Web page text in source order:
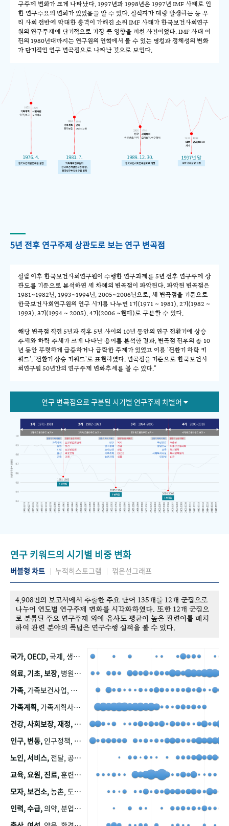
구주제 변화가 크게 나타났다. 1997년과 1998년은 1997년 IMF 사태로 인
한 연구수요의 변화가 있었음을 알 수 있다. 실직자가 대량 발생하는 등 우
리 사회 전반에 막대한 충격이 가해진 소위 IMF 사태가 한국보건사회연구
원의 연구주제에 단기적으로 가장 큰 영향을 끼친 사건이었다. IMF 사태 이
전의 1980년대까지는 연구원의 연혁에서 볼 수 있는 명칭과 정체성의 변화
가 단기적인 연구 변곡점으로 나타난 것으로 보인다.
5년 전후 연구주제 상관도로 보는 연구 변곡점
설립 이후 한국보건사회연구원이 수행한 연구과제를 5년 전후 연구주제 상
관도를 기준으로 분석하면 세 차례의 변곡점이 파악된다. 파악된 변곡점은
1981~1982년, 1993~1994년, 2005~2006년으로, 세 변곡점을 기준으로
한국보건사회연구원의 연구 시기를 나누면 1기(1971 ~ 1981), 2기(1982 ~
1993), 3기(1994 ~ 2005), 4기(2006 ~현재)로 구분할 수 있다.
해당 변곡점 직전 5년과 직후 5년 사이의 10년 동안의 연구 전환기에 상승
추세와 하락 추세가 크게 나타난 용어를 분석한 결과, 변곡점 전후의 총 10
년 동안 뚜렷하게 급증하거나 급락한 주제가 있었고 이를 '전환기 하락 키
워드', '전환기 상승 키워드'로 표현하였다. 변곡점을 기준으로 한국보건사
회연구원 50년간의 연구주제 변화추세를 볼 수 있다."
연구 변곡점으로 구분된 시기별 연구주제 차별어
연구 키워드의 시기별 비중 변화
버블형 차트 누적히스토그램 꺾은선그래프
4,908건의 보고서에서 추출한 주요 단어 135개를 12개 군집으로
나누어 연도별 연구주제 변화를 시각화하였다. 또한 12개 군집으
로 분류된 주요 연구주제 외에 유사도 평균이 높은 관련어를 배치
하여 관련 분야의 폭넓은 연구수행 실적을 볼 수 있다.
국가, OECD,국제, 생산, 아시아, 태평양, 태평양지역, 참가
의료, 기초, 보장, 병원, 가정, 연금, 연계, 공적, 일본, 생활, 국민기초생활보장제도, 국민연금, 기금, 저소득층, 근로, 자활, 급여, 환자, 의료비, 모니터링, 한국복지패널, 소득, 지표, 빈곤, 노후, 장애인
가족, 가족보건사업, 산업, 친화, 전국, 출산력
가족계획, 가족계획사업, 가족계획사업평가, 한국가족계획사업, 피임, 보급, 부인, 자궁, 피임약
건강, 사회보장, 재정,
인구, 변동, 인구정책, 저출산, 고령사회, 고령화, 이동, 남북한, 지방자치단체, 컨설팅, 복지정책평가, 집, 사회개발
노인, 서비스, 전달, 공공, 보육, 수요, 공급, 사회서비스, 데이터, 보호, 요양, 아동, 예방, 청소년, 효율, 자원
교육, 요원, 진료,훈련, 보건요원, 마을, 마을건강사업, 보조원, 진료원, 보건진료원, 보건진료원교재
모자, 보건소,농촌, 도시, 금연, 농촌지역, 모자보건사업
인력, 수급,의약, 분업, 식품, 의약품, 의사, 안전